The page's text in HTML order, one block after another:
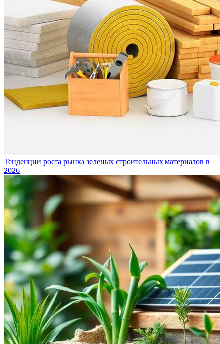
Тенденции роста рынка зеленых строительных материалов в
2026